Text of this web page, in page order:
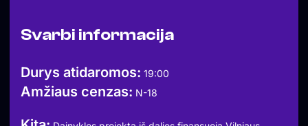
Bilietas užtikrina jūsų sėdimą vietą restorane ir „Babble
Apranga: Mūsų aprangos kodas yra klasikinis –
elegantiškas, o ne kasdienis. Įeiti draudžiama dėvintiems
N-18
Svarbi informacija
Durys atidaromos: 19:00
Amžiaus cenzas: N-18